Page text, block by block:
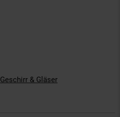
Geschirr & Gläser